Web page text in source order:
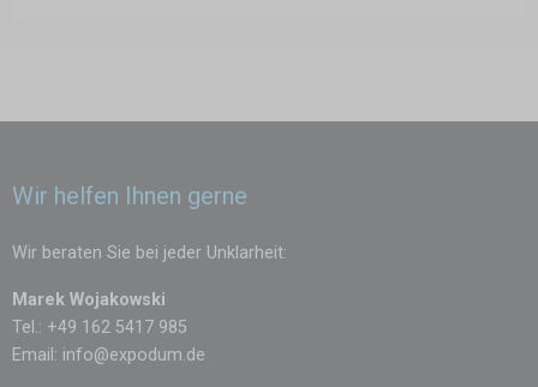
Wir helfen Ihnen gerne
Wir beraten Sie bei jeder Unklarheit:
Marek Wojakowski
Tel.: +49 162 5417 985
Email: info@expodum.de